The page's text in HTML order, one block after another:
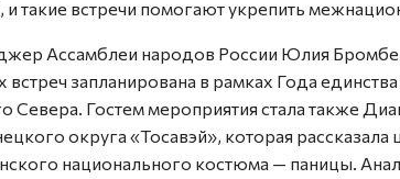
и такие встречи помогают укрепить
Ассамблеи народов России Юлия
встреч запланирована в рамках Года
Севера. Гостем мероприятия стала также
округа «Тосавэй», которая
национального костюма — паницы.